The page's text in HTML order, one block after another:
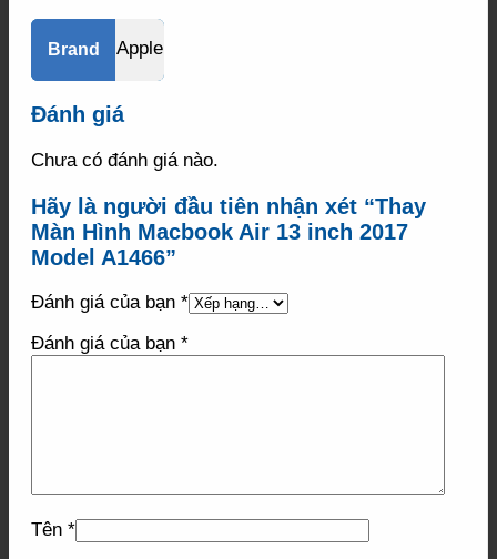
Brand Apple
Đánh giá
Chưa có đánh giá nào.
Hãy là người đầu tiên nhận xét “Thay
Màn Hình Macbook Air 13 inch 2017
Model A1466”
Đánh giá của bạn *
Đánh giá của bạn *
Tên *